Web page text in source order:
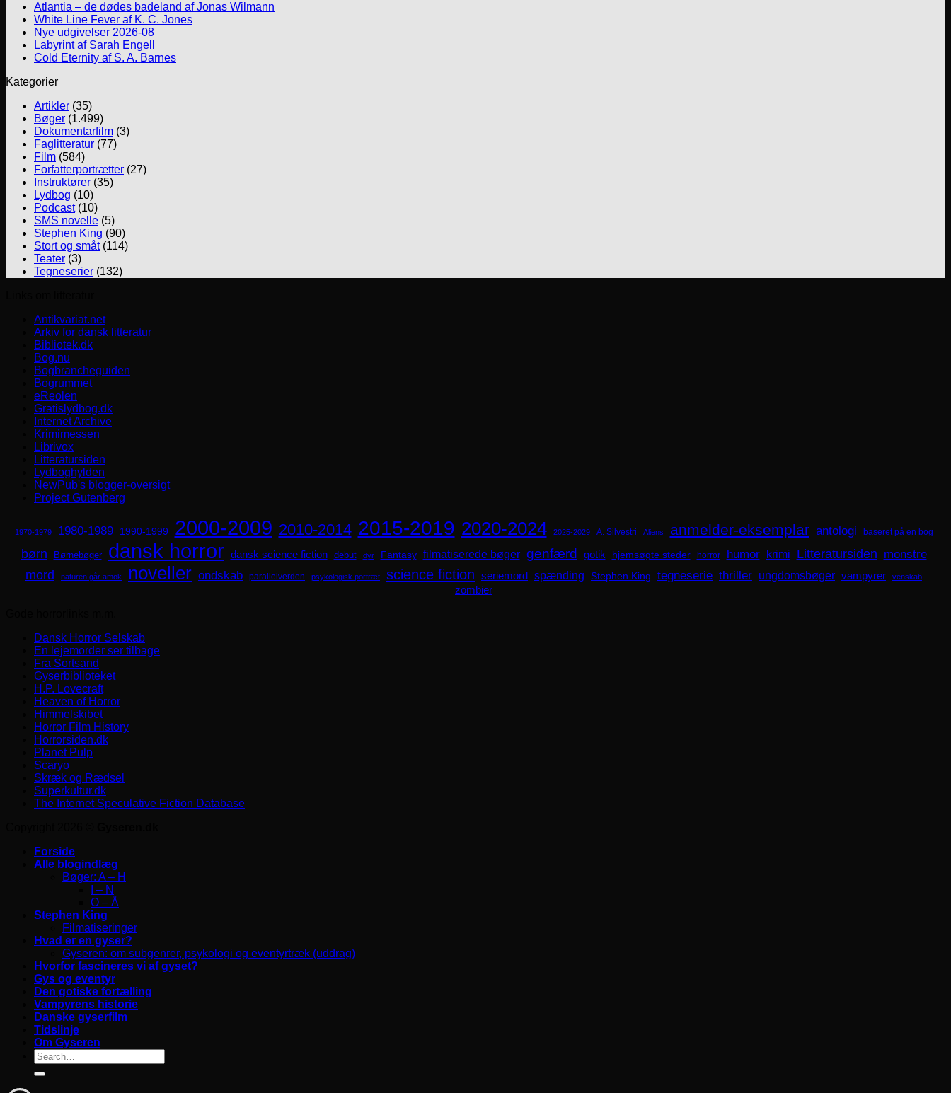
Atlantia – de dødes badeland af Jonas Wilmann
White Line Fever af K. C. Jones
Nye udgivelser 2026-08
Labyrint af Sarah Engell
Cold Eternity af S. A. Barnes
Kategorier
Artikler (35)
Bøger (1.499)
Dokumentarfilm (3)
Faglitteratur (77)
Film (584)
Forfatterportrætter (27)
Instruktører (35)
Lydbog (10)
Podcast(10)
SMS novelle (5)
Stephen King (90)
Stort og småt(114)
Teater (3)
Tegneserier (132)
Antikvariat.net
Arkiv for dansk litteratur
Bibliotek.dk
Bog.nu
Bogbrancheguiden
Bogrummet
eReolen
Gratislydbog.dk
Internet Archive
Krimimessen
Librivox
Litteratursiden
Lydboghylden
NewPub's blogger-oversigt
Project Gutenberg
1970-1979 1980-1989 1990-1999 2000-2009 2010-2014 2015-2019 2020-2024 2025-2029 A. Silvestri Aliens anmelder-eksemplar antologi baseret på en bog
børn Børnebøger dansk horror dansk science fiction debut dyr Fantasy filmatiserede bøger genfærd gotik hjemsøgte steder horror humor krimi Litteratursiden monstre
mord naturen går amok noveller ondskab parallelverden psykologisk portræt science fiction seriemord spænding Stephen King tegneserie thriller ungdomsbøger vampyrer venskab
zombier
Dansk Horror Selskab
En lejemorder ser tilbage
Fra Sortsand
Gyserbiblioteket
H.P. Lovecraft
Heaven of Horror
Himmelskibet
Horror Film History
Horrorsiden.dk
Planet Pulp
Scaryo
Skræk og Rædsel
Superkultur.dk
The Internet Speculative Fiction Database
Forside
Alle blogindlæg
Bøger: A – H
I – N
O – Å
Stephen King
Filmatiseringer
Hvad er en gyser?
Gyseren: om subgenrer, psykologi og eventyrtræk (uddrag)
Hvorfor fascineres vi af gyset?
Gys og eventyr
Den gotiske fortælling
Vampyrens historie
Danske gyserfilm
Tidslinje
Om Gyseren